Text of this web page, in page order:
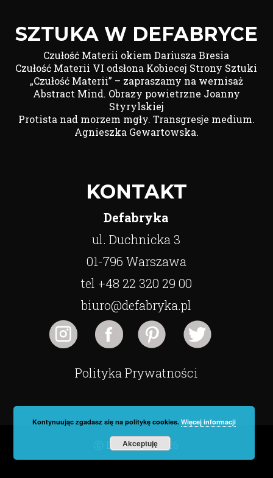
SZTUKA W DEFABRYCE
Czułość Materii okiem Dariusza Bresia
Czułość Materii VI odsłona Kobiecej Strony Sztuki
„Czułość Materii” – zapraszamy na wernisaż
Abstract Mind. Obrazy powietrzne Joanny
Styrylskiej
Protista nad morzem mgły. Transgresje medium.
Agnieszka Gewartowska.
KONTAKT
Defabryka
ul. Duchnicka 3
01-796 Warszawa
tel +48 22 320 29 00
biuro@defabryka.pl
Polityka Prywatności
ⓒ Defabryka 2026
Kontynuując zgadasz się na politykę cookies.Więcej informacji
Akceptuję